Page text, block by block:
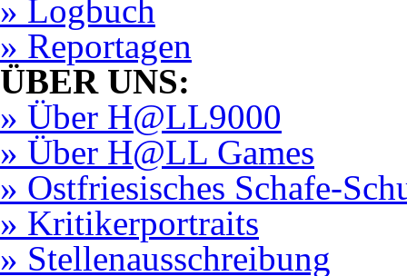
» Logbuch
» Reportagen
ÜBER UNS:
» Über H@LL9000
» Über H@LL Games
» Ostfriesisches Schafe-
» Kritikerportraits
» Stellenausschreibung